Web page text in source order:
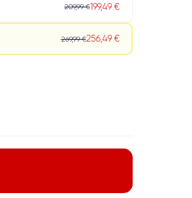
209,99 €199,49 €
269,99 €256,49 €